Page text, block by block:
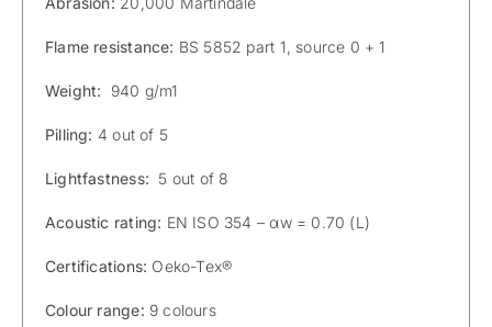
Flame resistance: BS 5852 part 1, source 0 + 1
Weight: 940 g/m1
Pilling: 4 out of 5
Lightfastness: 5 out of 8
Acoustic rating: EN ISO 354 – αw = 0.70 (L)
Certifications: Oeko-Tex®
Colour range: 9 colours